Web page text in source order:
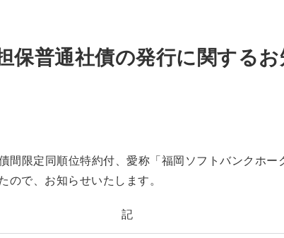
保普通社債の発行に関する
間限定同順位特約付、愛称「福岡ソフトバンクホ
ので、お知らせいたします。
記